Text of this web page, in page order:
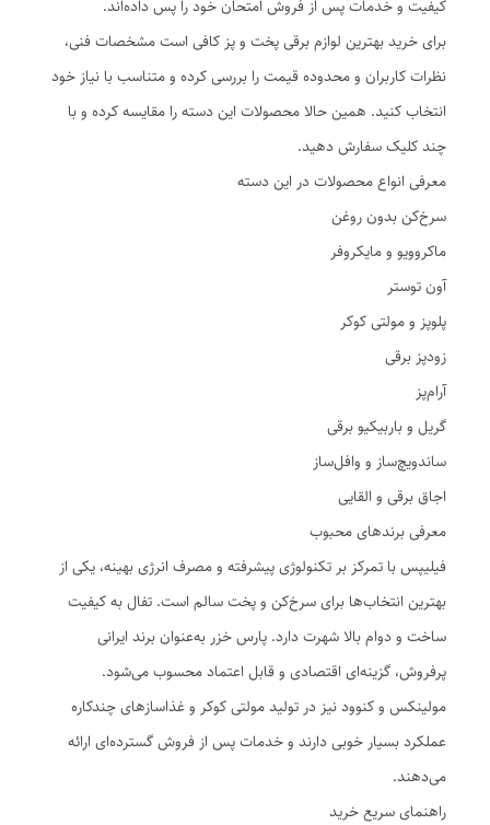
کیفیت و خدمات پس از فروش امتحان خود را پس داده‌اند.
برای خرید بهترین لوازم برقی پخت و پز کافی است مشخصات فنی،
نظرات کاربران و محدوده قیمت را بررسی کرده و متناسب با نیاز خود
انتخاب کنید. همین حالا محصولات این دسته را مقایسه کرده و با
چند کلیک سفارش دهید.
معرفی انواع محصولات در این دسته
سرخ‌کن بدون روغن
ماکروویو و مایکروفر
آون توستر
پلوپز و مولتی کوکر
زودپز برقی
آرام‌پز
گریل و باربیکیو برقی
ساندویچ‌ساز و وافل‌ساز
اجاق برقی و القایی
معرفی برندهای محبوب
فیلیپس با تمرکز بر تکنولوژی پیشرفته و مصرف انرژی بهینه، یکی از
بهترین انتخاب‌ها برای سرخ‌کن و پخت سالم است. تفال به کیفیت
ساخت و دوام بالا شهرت دارد. پارس خزر به‌عنوان برند ایرانی
پرفروش، گزینه‌ای اقتصادی و قابل اعتماد محسوب می‌شود.
مولینکس و کنوود نیز در تولید مولتی کوکر و غذاسازهای چندکاره
عملکرد بسیار خوبی دارند و خدمات پس از فروش گسترده‌ای ارائه
می‌دهند.
راهنمای سریع خرید